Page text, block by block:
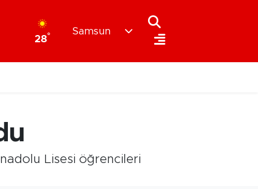
28°
Samsun
Lisesi öğrencileri